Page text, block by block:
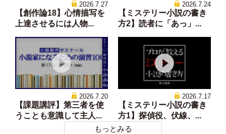
2026.7.27
【創作論18】心情描写を
上達させるには人物...
2026.7.24
【ミステリー小説の書き
方2】読者に「あっ」...
2026.7.20
【課題講評】第三者を使
うことも意識して主人...
2026.7.17
【ミステリー小説の書き
方1】探偵役、伏線、...
もっとみる